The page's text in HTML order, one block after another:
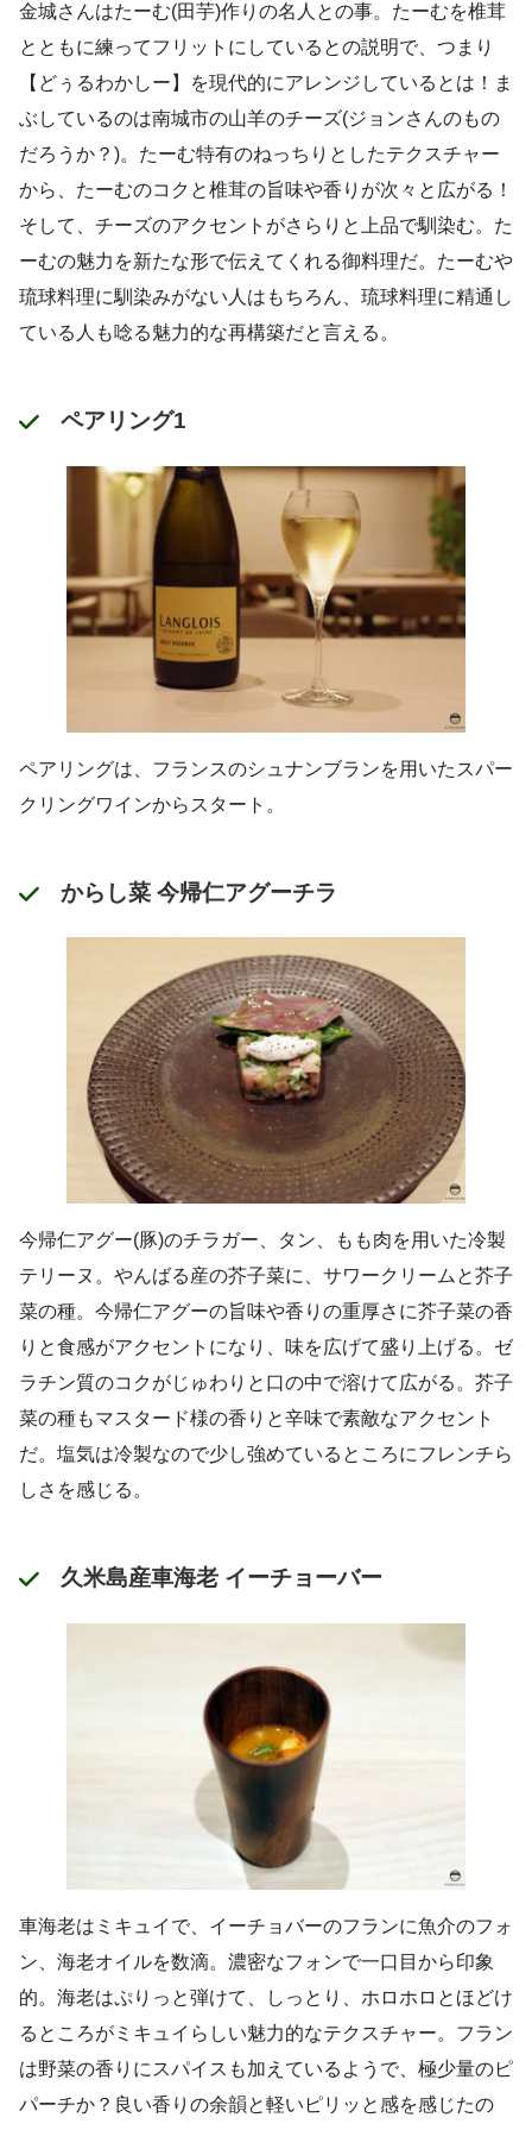
金城さんはたーむ(田芋)作りの名人との事。たーむを椎茸
とともに練ってフリットにしているとの説明で、つまり
【どぅるわかしー】を現代的にアレンジしているとは！ま
ぶしているのは南城市の山羊のチーズ(ジョンさんのもの
だろうか？)。たーむ特有のねっちりとしたテクスチャー
から、たーむのコクと椎茸の旨味や香りが次々と広がる！
そして、チーズのアクセントがさらりと上品で馴染む。た
ーむの魅力を新たな形で伝えてくれる御料理だ。たーむや
琉球料理に馴染みがない人はもちろん、琉球料理に精通し
ている人も唸る魅力的な再構築だと言える。
ペアリング1
ペアリングは、フランスのシュナンブランを用いたスパー
クリングワインからスタート。
からし菜 今帰仁アグーチラ
今帰仁アグー(豚)のチラガー、タン、もも肉を用いた冷製
テリーヌ。やんばる産の芥子菜に、サワークリームと芥子
菜の種。今帰仁アグーの旨味や香りの重厚さに芥子菜の香
りと食感がアクセントになり、味を広げて盛り上げる。ゼ
ラチン質のコクがじゅわりと口の中で溶けて広がる。芥子
菜の種もマスタード様の香りと辛味で素敵なアクセント
だ。塩気は冷製なので少し強めているところにフレンチら
しさを感じる。
久米島産車海老 イーチョーバー
車海老はミキュイで、イーチョバーのフランに魚介のフォ
ン、海老オイルを数滴。濃密なフォンで一口目から印象
的。海老はぷりっと弾けて、しっとり、ホロホロとほどけ
るところがミキュイらしい魅力的なテクスチャー。フラン
は野菜の香りにスパイスも加えているようで、極少量のピ
パーチか？良い香りの余韻と軽いピリッと感を感じたの